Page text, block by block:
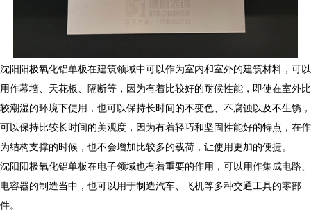
沈阳阳极氧化铝单板在建筑领域中可以作为室内和室外的建筑材料，可以
用作幕墙、天花板、隔断等，因为有着比较好的耐候性能，即使在室外比
较潮湿的环境下使用，也可以保持长时间的不变色、不腐蚀以及不生锈，
可以保持比较长时间的美观度，因为有着轻巧和坚固性能好的特点，在作
为结构支撑的时候，也不会增加比较多的载荷，让使用更加的便捷。
沈阳阳极氧化铝单板在电子领域也有着重要的作用，可以用作集成电路、
电容器的制造当中，也可以用于制造汽车、飞机等多种交通工具的零部
件。